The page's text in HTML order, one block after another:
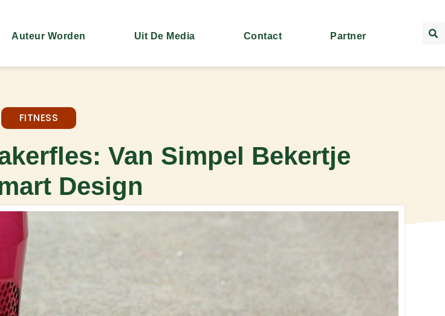
Auteur Worden Uit De Media Contact Partner
FITNESS
Van Simpel Bekertje
Design